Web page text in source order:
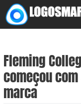
Skip
to
Fleming
começou
marca